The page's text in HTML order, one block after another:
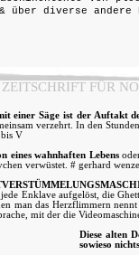
- & über diverse
FÜR
einer Säge ist der Auftakt
verzehrt. In den
V
eines wahnhaften Lebens
verwüstet. # gerhard
Enklave aufgelöst, die
man das Herzflimmern
mit der die
Diese alten
sowieso